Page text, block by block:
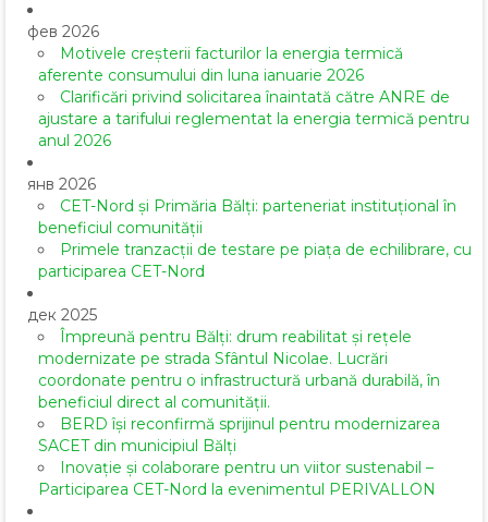
фев 2026
Motivele creșterii facturilor la energia termică
aferente consumului din luna ianuarie 2026
Clarificări privind solicitarea înaintată către ANRE de
ajustare a tarifului reglementat la energia termică pentru
anul 2026
янв 2026
CET-Nord și Primăria Bălți: parteneriat instituțional în
beneficiul comunității
Primele tranzacții de testare pe piața de echilibrare, cu
participarea CET-Nord
дек 2025
Împreună pentru Bălți: drum reabilitat și rețele
modernizate pe strada Sfântul Nicolae. Lucrări
coordonate pentru o infrastructură urbană durabilă, în
beneficiul direct al comunității.
BERD își reconfirmă sprijinul pentru modernizarea
SACET din municipiul Bălți
Inovație și colaborare pentru un viitor sustenabil –
Participarea CET-Nord la evenimentul PERIVALLON